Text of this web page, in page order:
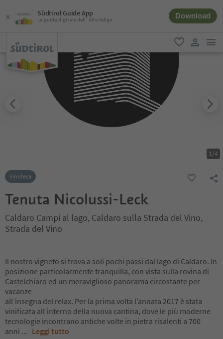
Südtirol Guide App
La guida digitale dell´Alto Adige Download
favoriti
1/4
Vinoteca
Tenuta Nicolussi-Leck
Caldaro Campi al lago, Caldaro sulla Strada del Vino,
Strada del Vino
Il nostro vigneto si trova a soli pochi passi dal lago di Caldaro. In
posizione particolarmente tranquilla, con vista sulla rovina di
Castelchiaro ed un meraviglioso panorama circostante per
vacanze
all’insegna del relax. Per la prima volta l’annata 2017 è stata
vinificata all’interno della nuova cantina, dove le più moderne
tecnologie incontrano antiche volte in pietra risalenti a 700
anni ... Leggi tutto